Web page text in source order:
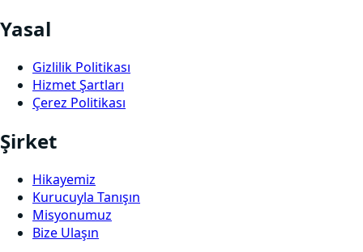
Yasal
Gizlilik Politikası
Hizmet Şartları
Çerez Politikası
Şirket
Hikayemiz
Kurucuyla Tanışın
Misyonumuz
Bize Ulaşın